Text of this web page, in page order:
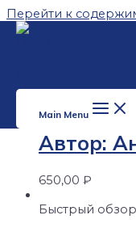
Перейти к
Main Menu
Наши
Ветер в
Автор:
650,00 ₽
Быстрый обзор